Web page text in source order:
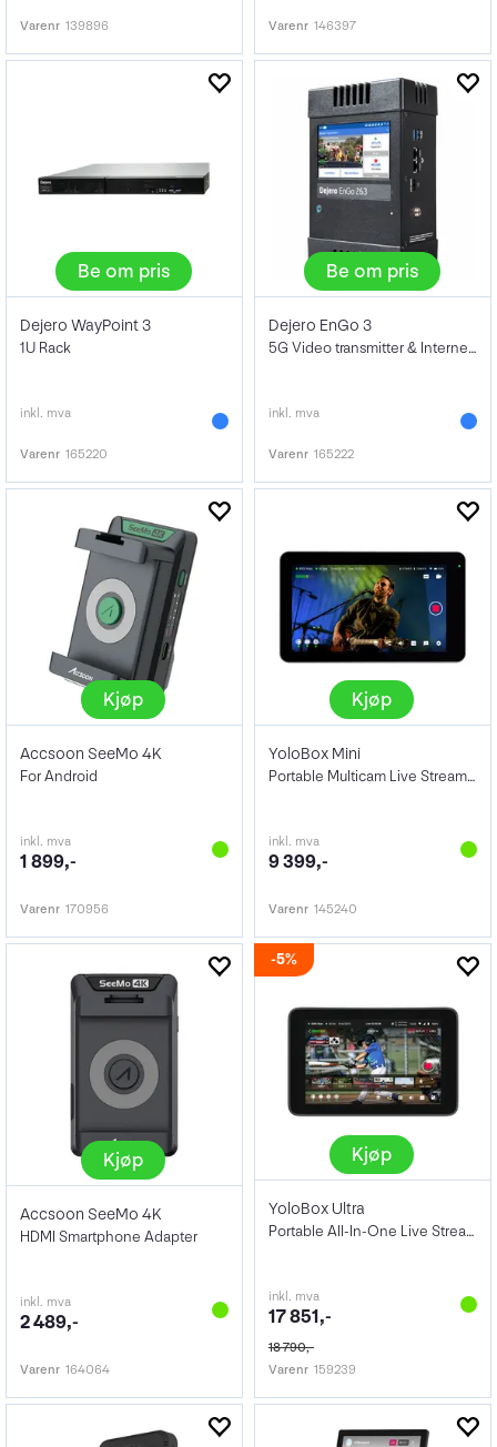
Varenr 139896 Varenr 146397
Be om pris
Dejero WayPoint 3
1U Rack
inkl. mva
Varenr 165220
Be om pris
Dejero EnGo 3
5G Video transmitter & Internett Gateway
inkl. mva
Varenr 165222
Kjøp
Accsoon SeeMo 4K
For Android
inkl. mva
1 899,-
Varenr 170956
Kjøp
YoloBox Mini
Portable Multicam Live Streaming Studio
inkl. mva
9 399,-
Varenr 145240
Kjøp
Accsoon SeeMo 4K
HDMI Smartphone Adapter
inkl. mva
2 489,-
Varenr 164064
5%
Kjøp
YoloBox Ultra
Portable All-In-One Live Streaming
inkl. mva
17 851,-
18 790,-
Varenr 159239